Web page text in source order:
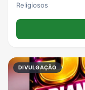
Religiosos
DIVULGAÇÃO